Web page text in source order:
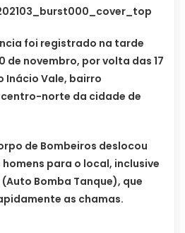
foi registrado na tarde
de novembro, por volta das 17
Inácio Vale, bairro
norte da cidade de
de Bombeiros deslocou
para o local, inclusive
Bomba Tanque), que
as chamas.